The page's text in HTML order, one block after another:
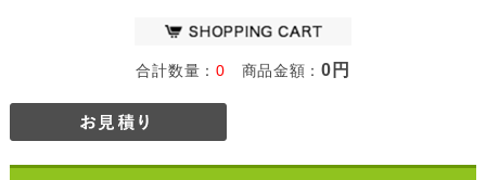
合計数量： 0 商品金額：0円